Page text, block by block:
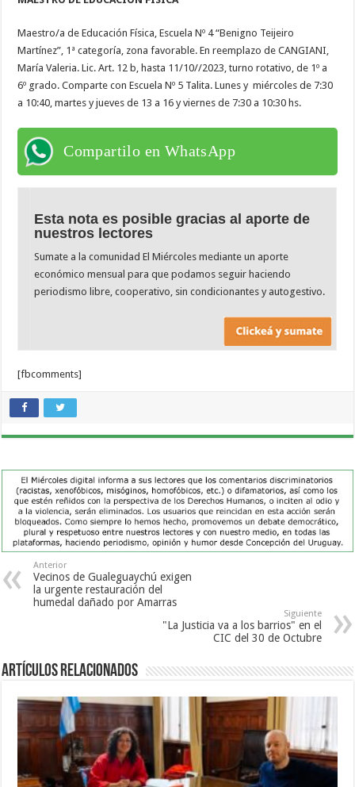
Maestro/a de Educación Física, Escuela Nº 4 “Benigno Teijeiro
Martínez”, 1ª categoría, zona favorable. En reemplazo de CANGIANI,
María Valeria. Lic. Art. 12 b, hasta 11/10//2023, turno rotativo, de 1º a
6º grado. Comparte con Escuela Nº 5 Talita. Lunes y miércoles de 7:30
a 10:40, martes y jueves de 13 a 16 y viernes de 7:30 a 10:30 hs.
Compartilo en WhatsApp
Esta nota es posible gracias al aporte de
nuestros lectores
Sumate a la comunidad El Miércoles mediante un aporte
económico mensual para que podamos seguir haciendo
periodismo libre, cooperativo, sin condicionantes y autogestivo.
[fbcomments]
Anterior
Vecinos de Gualeguaychú exigen
la urgente restauración del
humedal dañado por Amarras
Siguiente
"La Justicia va a los barrios" en el
CIC del 30 de Octubre
Artículos Relacionados